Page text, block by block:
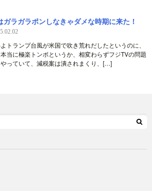
ガラガラポンしなきゃダメな時期に来た！
トランプ台風が米国で吹き荒れだしたというのに、
当に極楽トンボというか、相変わらずフジTVの問題
っていて、減税案は潰されまくり、[…]